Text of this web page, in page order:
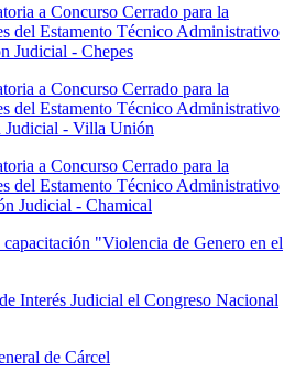
a Concurso Cerrado para la
del Estamento Técnico Administrativo
Judicial - Chepes
a Concurso Cerrado para la
del Estamento Técnico Administrativo
Judicial - Villa Unión
a Concurso Cerrado para la
del Estamento Técnico Administrativo
Judicial - Chamical
"Violencia de Genero en el
Interés Judicial el Congreso Nacional
de Cárcel